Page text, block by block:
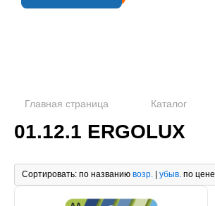
Главная страница Каталог
01.12.1 ERGOLUX
Сортировать: по названию возр. | убыв. по цене